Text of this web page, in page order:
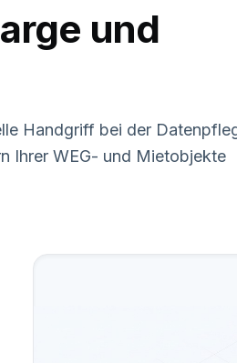
und
Handgriff bei der
Ihrer WEG- und Mietobjekte